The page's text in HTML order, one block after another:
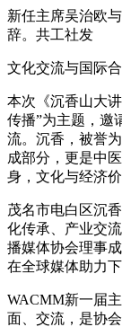
新任主席吴治欧
辞。共工社发
文化交流与国际
本次《沉香山大
传播”为主题，邀
流。沉香，被誉
成部分，更是中
身，文化与经济价
茂名市电白区沉
化传承、产业交
播媒体协会理事
在全球媒体助力
WACMM新一届
面、交流，是协